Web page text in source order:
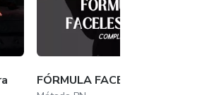
FÓRMULA FACELESS PRO